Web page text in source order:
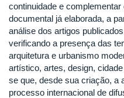
continuidade e
documental já elaborada, a
análise dos artigos
verificando a presença das
arquitetura e urbanismo
artístico, artes, design,
se que, desde sua criação, a
processo internacional de